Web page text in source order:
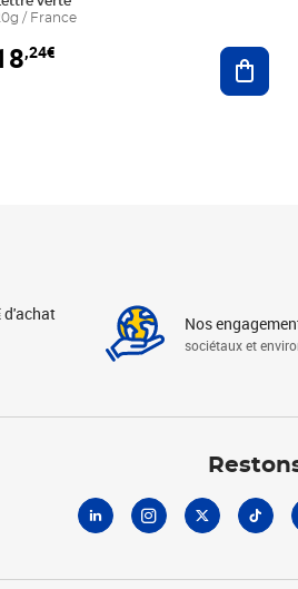
panier
/ France
,24€
d'achat Nos
sociétaux et